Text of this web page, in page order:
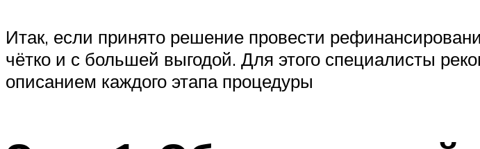
Итак, если принято решение провести
чётко и с большей выгодой. Для этого специалисты
описанием каждого этапа процедуры